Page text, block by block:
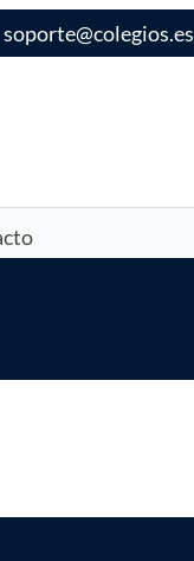
soporte@colegios.es